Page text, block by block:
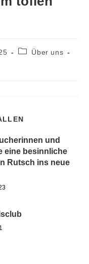
Beitrags-
Über uns
und
eine besinnliche
Rutsch ins neue